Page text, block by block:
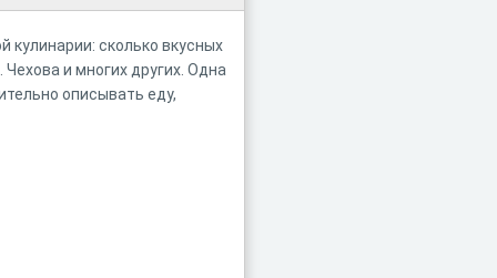
кулинарии: сколько вкусных
и многих других. Одна
описывать еду,